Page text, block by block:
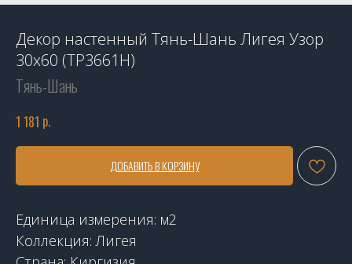
Декор настенный Тянь-Шань Лигея Узор
30x60 (TP3661H)
Тянь-Шань
1 181 р.
ДОБАВИТЬ В КОРЗИНУ
Единица измерения: м2
Коллекция: Лигея